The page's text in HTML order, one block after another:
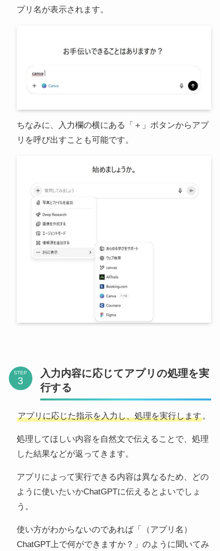
プリ名が表示されます。
ちなみに、入力欄の横にある「＋」ボタンからアプ
リを呼び出すことも可能です。
STEP
入力内容に応じてアプリの処理を実
行する
アプリに応じた指示を入力し、処理を実行します。
処理してほしい内容を自然文で伝えることで、処理
した結果などが返ってきます。
アプリによって実行できる内容は異なるため、どの
ように使いたいかChatGPTに伝えるとよいでしょ
う。
使い方がわからないのであれば「（アプリ名）
ChatGPT上で何ができますか？」のように聞いてみ